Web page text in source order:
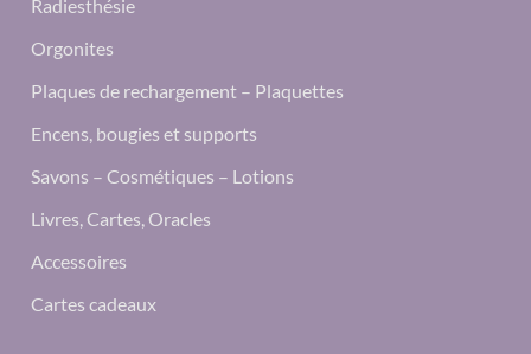
Radiesthésie
Orgonites
Plaques de rechargement – Plaquettes
Encens, bougies et supports
Savons – Cosmétiques – Lotions
Livres, Cartes, Oracles
Accessoires
Cartes cadeaux